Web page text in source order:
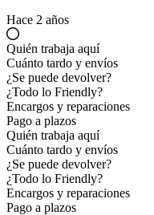
Hace 2 años
Quién trabaja aquí
Cuánto tardo y envíos
¿Se puede devolver?
¿Todo lo Friendly?
Encargos y reparaciones
Pago a plazos
Quién trabaja aquí
Cuánto tardo y envíos
¿Se puede devolver?
¿Todo lo Friendly?
Encargos y reparaciones
Pago a plazos